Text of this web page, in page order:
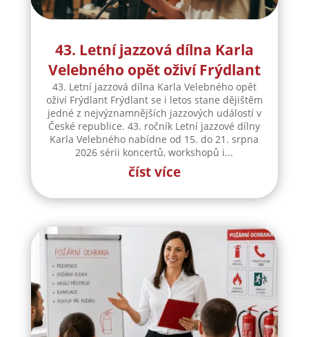
43. Letní jazzová dílna Karla
Velebného opět oživí Frýdlant
43. Letní jazzová dílna Karla Velebného opět
oživí Frýdlant Frýdlant se i letos stane dějištěm
jedné z nejvýznamnějších jazzových událostí v
České republice. 43. ročník Letní jazzové dílny
Karla Velebného nabídne od 15. do 21. srpna
2026 sérii koncertů, workshopů i...
číst více